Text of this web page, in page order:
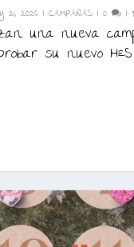
21, 2026 |CAMPAÑAS |0 |
una nueva
su nuevo